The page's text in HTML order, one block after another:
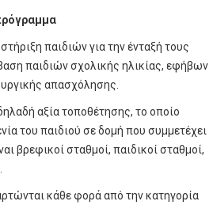
παιδιών για την ένταξή τους
παιδιών σχολικής ηλικίας, εφήβων
απασχόλησης.
αξία τοποθέτησης, το οποίο
του παιδιού σε δομή που συμμετέχει
βρεφικοί σταθμοί, παιδικοί σταθμοί,
κάθε φορά από την κατηγορία